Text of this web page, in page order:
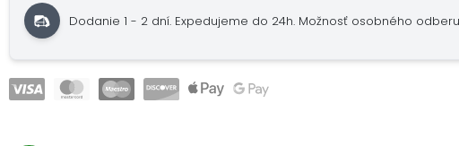
Dodanie 1 - 2 dní. Expedujeme do 24h. Možnosť osobného